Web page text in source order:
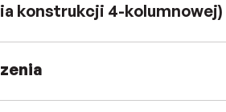
konstrukcji 4-kolumnowej)